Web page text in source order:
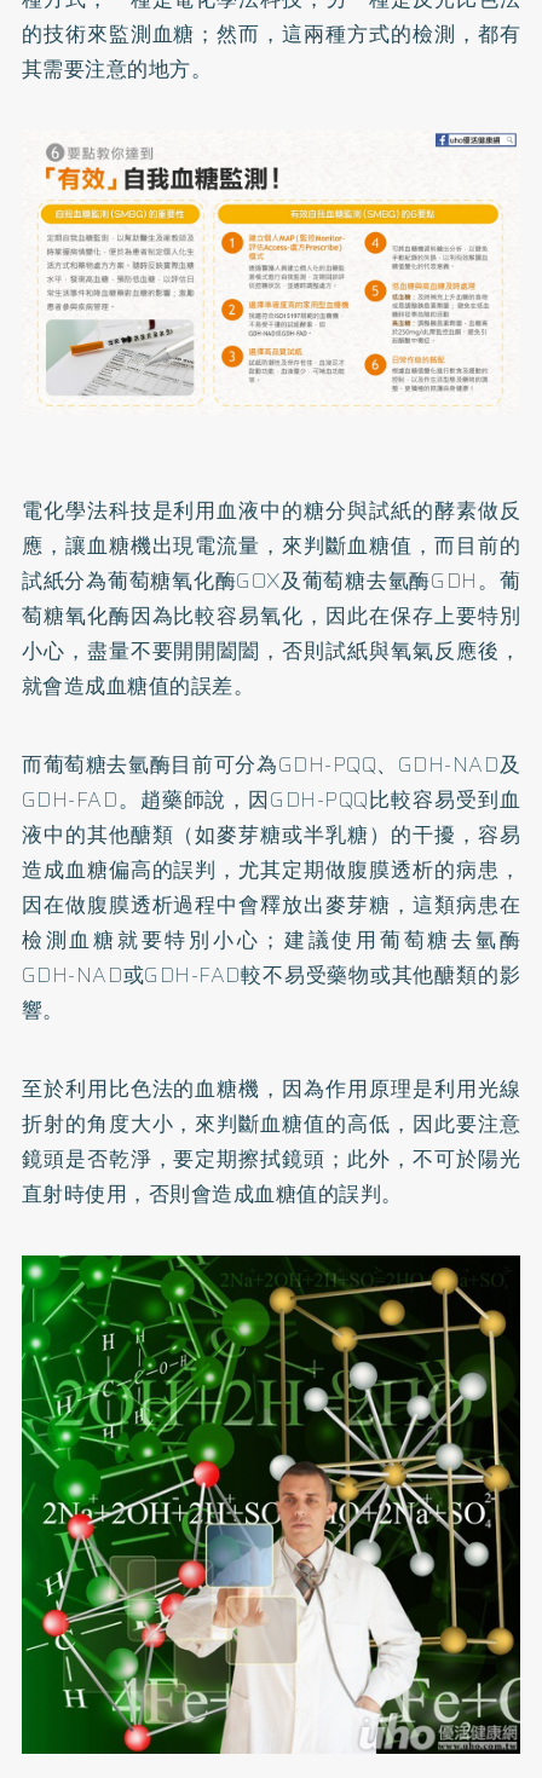
的技術來監測血糖；然而，這兩種方式的檢測，都有
其需要注意的地方。
電化學法科技是利用血液中的糖分與試紙的酵素做反
應，讓血糖機出現電流量，來判斷血糖值，而目前的
試紙分為葡萄糖氧化酶GOX及葡萄糖去氫酶GDH。葡
萄糖氧化酶因為比較容易氧化，因此在保存上要特別
小心，盡量不要開開闔闔，否則試紙與氧氣反應後，
就會造成血糖值的誤差。
而葡萄糖去氫酶目前可分為GDH-PQQ、GDH-NAD及
GDH-FAD。趙藥師說，因GDH-PQQ比較容易受到血
液中的其他醣類（如麥芽糖或半乳糖）的干擾，容易
造成血糖偏高的誤判，尤其定期做腹膜透析的病患，
因在做腹膜透析過程中會釋放出麥芽糖，這類病患在
檢測血糖就要特別小心；建議使用葡萄糖去氫酶
GDH-NAD或GDH-FAD較不易受藥物或其他醣類的影
響。
至於利用比色法的血糖機，因為作用原理是利用光線
折射的角度大小，來判斷血糖值的高低，因此要注意
鏡頭是否乾淨，要定期擦拭鏡頭；此外，不可於陽光
直射時使用，否則會造成血糖值的誤判。